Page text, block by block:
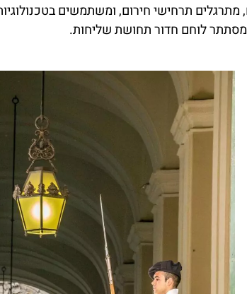
מתרגלים תרחישי חירום, ומשתמשים
לוחם חדור תחושת שליחות.